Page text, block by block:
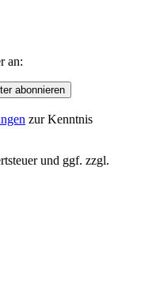
an:
abonnieren
zur Kenntnis
und ggf. zzgl.